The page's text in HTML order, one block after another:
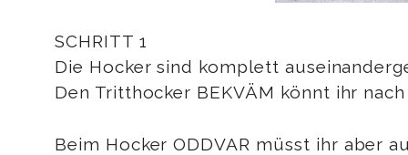
SCHRITT 1
Die Hocker sind komplett
Den Tritthocker BEKVÄM könnt ihr
Beim Hocker ODDVAR müsst ihr aber